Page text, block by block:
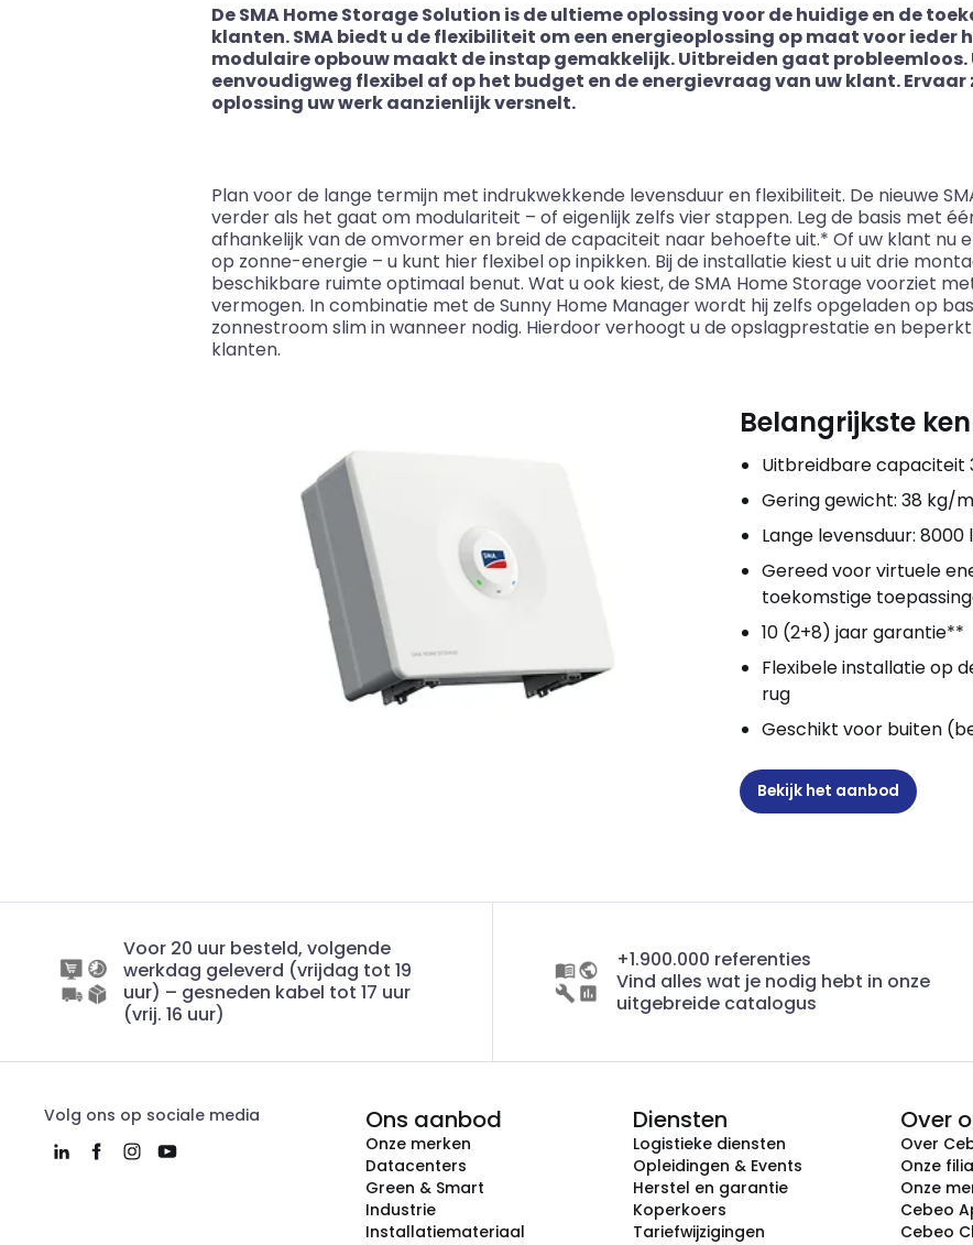
De SMA Home Storage Solution is de ultieme oplossing voor de huidige en de
klanten. SMA biedt u de flexibiliteit om een energieoplossing op maat voor ieder
modulaire opbouw maakt de instap gemakkelijk. Uitbreiden gaat probleemloos.
eenvoudigweg flexibel af op het budget en de energievraag van uw klant. Ervaar
oplossing uw werk aanzienlijk versnelt.
Plan voor de lange termijn met indrukwekkende levensduur en flexibiliteit. De nieuwe
verder als het gaat om modulariteit – of eigenlijk zelfs vier stappen. Leg de basis met
afhankelijk van de omvormer en breid de capaciteit naar behoefte uit.* Of uw klant nu
op zonne-energie – u kunt hier flexibel op inpikken. Bij de installatie kiest u uit drie
beschikbare ruimte optimaal benut. Wat u ook kiest, de SMA Home Storage voorziet
vermogen. In combinatie met de Sunny Home Manager wordt hij zelfs opgeladen op
zonnestroom slim in wanneer nodig. Hierdoor verhoogt u de opslagprestatie en
klanten.
Belangrijkste
Uitbreidbare capaciteit
Gering gewicht: 38 kg/
Lange levensduur:
Gereed voor virtuele
toekomstige
10 (2+8) jaar garantie**
Flexibele installatie op
rug
Geschikt voor buiten
Bekijk het aanbod
Voor 20 uur besteld, volgende
werkdag geleverd (vrijdag tot 19
uur) – gesneden kabel tot 17 uur
(vrij. 16 uur)
+1.900.000 referenties
Vind alles wat je nodig hebt in onze
uitgebreide catalogus
Volg ons op sociale media Ons aanbod
Onze merken
Datacenters
Green & Smart
Industrie
Installatiemateriaal
Diensten
Logistieke diensten
Opleidingen & Events
Herstel en garantie
Koperkoers
Tariefwijzigingen
Over
Over
Onze
Onze
Cebeo
Cebeo